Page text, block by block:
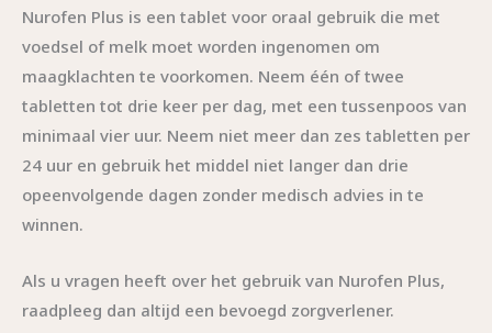
Nurofen Plus is een tablet voor oraal gebruik die met
voedsel of melk moet worden ingenomen om
maagklachten te voorkomen. Neem één of twee
tabletten tot drie keer per dag, met een tussenpoos van
minimaal vier uur. Neem niet meer dan zes tabletten per
24 uur en gebruik het middel niet langer dan drie
opeenvolgende dagen zonder medisch advies in te
winnen.
Als u vragen heeft over het gebruik van Nurofen Plus,
raadpleeg dan altijd een bevoegd zorgverlener.